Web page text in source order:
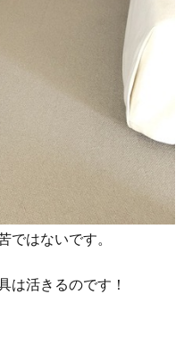
ではないです。
は活きるのです！